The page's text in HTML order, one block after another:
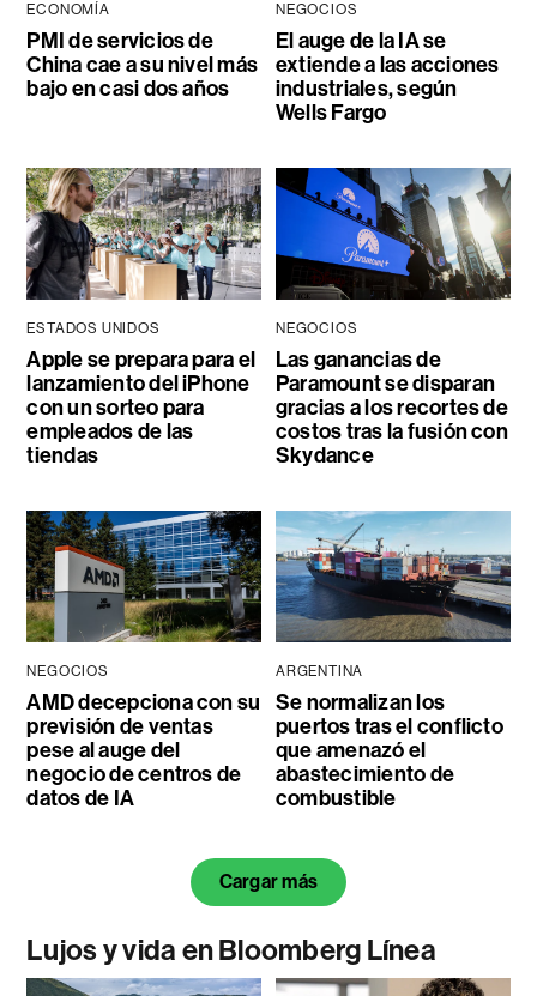
ECONOMÍA
PMI de servicios de
China cae a su nivel más
bajo en casi dos años
NEGOCIOS
El auge de la IA se
extiende a las acciones
industriales, según
Wells Fargo
ESTADOS UNIDOS
Apple se prepara para el
lanzamiento del iPhone
con un sorteo para
empleados de las
tiendas
NEGOCIOS
Las ganancias de
Paramount se disparan
gracias a los recortes de
costos tras la fusión con
Skydance
NEGOCIOS
AMD decepciona con su
previsión de ventas
pese al auge del
negocio de centros de
datos de IA
ARGENTINA
Se normalizan los
puertos tras el conflicto
que amenazó el
abastecimiento de
combustible
Cargar más
Lujos y vida en Bloomberg Línea